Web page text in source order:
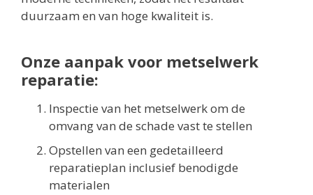
duurzaam en van hoge kwaliteit is.
Onze aanpak voor metselwerk
reparatie:
Inspectie van het metselwerk om de
omvang van de schade vast te stellen
Opstellen van een gedetailleerd
reparatieplan inclusief benodigde
materialen